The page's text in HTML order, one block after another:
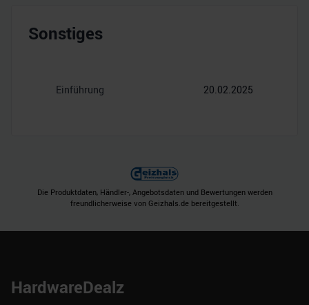
Sonstiges
Einführung 20.02.2025
Die Produktdaten, Händler-, Angebotsdaten und Bewertungen werden
freundlicherweise von Geizhals.de bereitgestellt.
HardwareDealz